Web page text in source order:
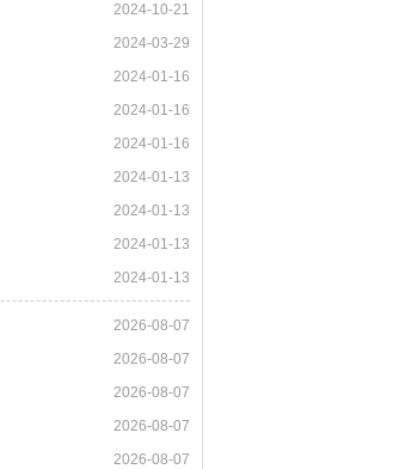
2024-10-21
2024-03-29
2024-01-16
2024-01-16
2024-01-16
2024-01-13
2024-01-13
2024-01-13
2024-01-13
2026-08-07
2026-08-07
2026-08-07
2026-08-07
2026-08-07